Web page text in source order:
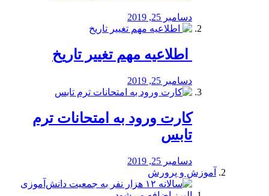
دسامبر 25, 2019
️ اطلاعیه مهم تغییر تاریخ
دسامبر 25, 2019
کارت ورود به امتحانات ترم
تابس
دسامبر 25, 2019
آموزش و پرورش